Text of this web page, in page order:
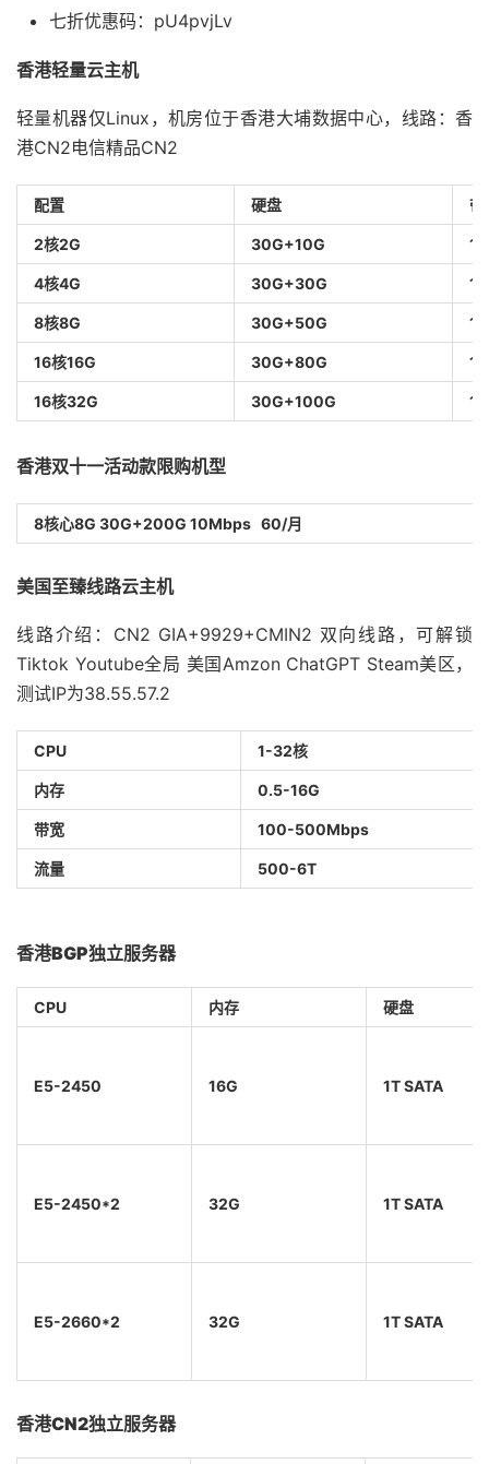
七折优惠码：pU4pvjLv
香港轻量云主机
轻量机器仅Linux，机房位于香港大埔数据中心，线路：香
港CN2电信精品CN2
配置 硬盘 带
2核2G 30G+10G
4核4G 30G+30G
8核8G 30G+50G
16核16G 30G+80G
16核32G 30G+100G
香港双十一活动款限购机型
8核心8G 30G+200G 10Mbps 60/月
美国至臻线路云主机
线路介绍：CN2 GIA+9929+CMIN2 双向线路，可解锁
Tiktok Youtube全局 美国Amzon ChatGPT Steam美区，
测试IP为38.55.57.2
CPU 1-32核
内存 0.5-16G
带宽 100-500Mbps
流量 500-6T
香港BGP独立服务器
CPU 内存 硬盘
E5-2450 16G 1T SATA
E5-2450*2 32G 1T SATA
E5-2660*2 32G 1T SATA
香港CN2独立服务器